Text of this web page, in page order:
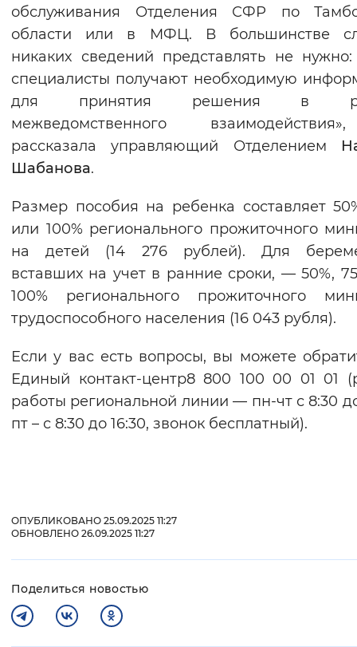
обслуживания Отделения СФР по
области или в МФЦ. В большинстве
никаких сведений представлять не
специалисты получают необходимую
для принятия решения в
межведомственного
рассказала управляющий Отделением
Шабанова.
Размер пособия на ребенка составляет
или 100% регионального прожиточного
на детей (14 276 рублей). Для
вставших на учет в ранние сроки, — 50%,
100% регионального прожиточного
трудоспособного населения (16 043 рубля).
Если у вас есть вопросы, вы можете
Единый контакт-центр8 800 100 00 01 01
работы региональной линии — пн-чт с 8:30
пт – с 8:30 до 16:30, звонок бесплатный).
ОПУБЛИКОВАНО 25.09.2025 11:27
ОБНОВЛЕНО 26.09.2025 11:27
Поделиться новостью